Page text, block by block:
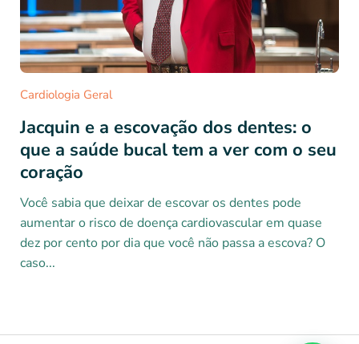
Cardiologia Geral
Jacquin e a escovação dos dentes: o
que a saúde bucal tem a ver com o seu
coração
Você sabia que deixar de escovar os dentes pode
aumentar o risco de doença cardiovascular em quase
dez por cento por dia que você não passa a escova? O
caso...